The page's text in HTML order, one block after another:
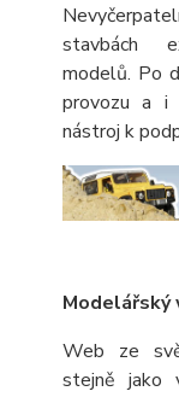
stavbách
modelů. Po
provozu a i
nástroj k
Modelářský
Web ze
stejně jako